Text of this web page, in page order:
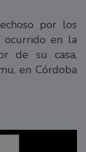
por los
ocurrido en la
de su casa,
en Córdoba